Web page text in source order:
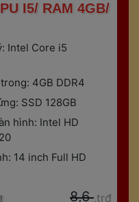
I5/ RAM 4GB/
Intel Core i5
4GB DDR4
SSD 128GB
hình: Intel HD
14 inch Full HD
8,6 ,trđ